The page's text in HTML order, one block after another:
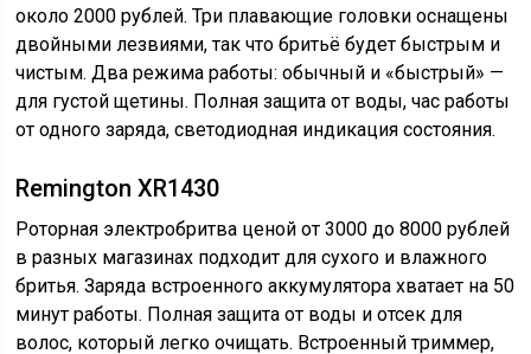
около 2000 рублей. Три плавающие головки оснащены
двойными лезвиями, так что бритьё будет быстрым и
чистым. Два режима работы: обычный и «быстрый» —
для густой щетины. Полная защита от воды, час работы
от одного заряда, светодиодная индикация состояния.
Remington XR1430
Роторная электробритва ценой от 3000 до 8000 рублей
в разных магазинах подходит для сухого и влажного
бритья. Заряда встроенного аккумулятора хватает на 50
минут работы. Полная защита от воды и отсек для
волос, который легко очищать. Встроенный триммер,